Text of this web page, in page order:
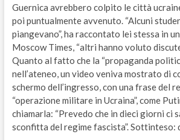
Guernica avrebbero colpito le città
poi puntualmente avvenuto. “Alcuni
piangevano”, ha raccontato lei stessa in
Moscow Times, “altri hanno voluto
Quanto al fatto che la “propaganda
nell’ateneo, un video veniva mostrato di
schermo dell’ingresso, con una frase del
“operazione militare in Ucraina”, come
chiamarla: “Prevedo che in dieci giorni ci
sconfitta del regime fascista”. Sottinteso: